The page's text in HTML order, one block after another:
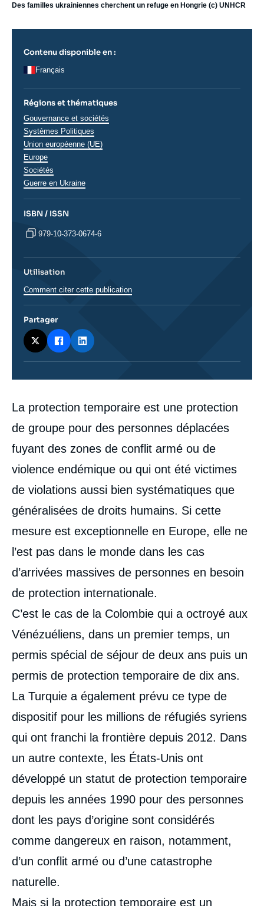
Des familles ukrainiennes cherchent un refuge en Hongrie (c) UNHCR
Corps
analyses
La protection temporaire est une protection
de groupe pour des personnes déplacées
fuyant des zones de conflit armé ou de
violence endémique ou qui ont été victimes
de violations aussi bien systématiques que
généralisées de droits humains. Si cette
mesure est exceptionnelle en Europe, elle ne
l’est pas dans le monde dans les cas
d’arrivées massives de personnes en besoin
de protection internationale.
C’est le cas de la Colombie qui a octroyé aux
Vénézuéliens, dans un premier temps, un
permis spécial de séjour de deux ans puis un
permis de protection temporaire de dix ans.
La Turquie a également prévu ce type de
dispositif pour les millions de réfugiés syriens
qui ont franchi la frontière depuis 2012. Dans
un autre contexte, les États-Unis ont
développé un statut de protection temporaire
depuis les années 1990 pour des personnes
dont les pays d’origine sont considérés
comme dangereux en raison, notamment,
d’un conflit armé ou d’une catastrophe
naturelle.
Mais si la protection temporaire est un
Contenu disponible en :
Français
Régions et thématiques
Thématiques
analyses
Gouvernance et sociétés
Systèmes Politiques
Union européenne (UE)
Europe
Sociétés
Régions
Guerre en Ukraine
ISBN / ISSN
979-10-373-0674-6
Utilisation
Comment citer cette publication
Partager
couverture